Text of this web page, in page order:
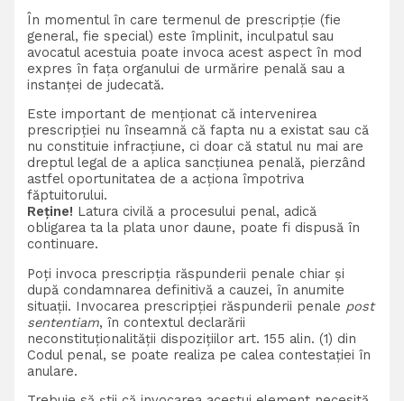
În momentul în care termenul de prescripție (fie
general, fie special) este împlinit, inculpatul sau
avocatul acestuia poate invoca acest aspect în mod
expres în fața organului de urmărire penală sau a
instanței de judecată.
Este important de menționat că intervenirea
prescripției nu înseamnă că fapta nu a existat sau că
nu constituie infracțiune, ci doar că statul nu mai are
dreptul legal de a aplica sancțiunea penală, pierzând
astfel oportunitatea de a acționa împotriva
făptuitorului.
Reține! Latura civilă a procesului penal, adică
obligarea ta la plata unor daune, poate fi dispusă în
continuare.
Poți invoca prescripția răspunderii penale chiar și
după condamnarea definitivă a cauzei, în anumite
situații. Invocarea prescripției răspunderii penale post
sententiam, în contextul declarării
neconstituționalității dispozițiilor art. 155 alin. (1) din
Codul penal, se poate realiza pe calea contestației în
anulare.